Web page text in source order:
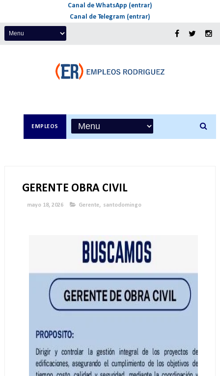
Canal de WhatsApp (entrar)
Canal de Telegram (entrar)
EMPLEOS
GERENTE OBRA CIVIL
mayo 18, 2026 Gerente, santodomingo